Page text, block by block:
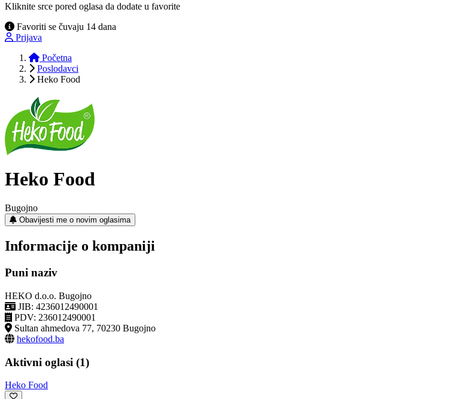
Kliknite srce pored oglasa da dodate u favorite
Favoriti se čuvaju 14 dana
Prijava
Početna
Poslodavci
Heko Food
Heko Food
Bugojno
Obavijesti me o novim oglasima
Informacije o kompaniji
Puni naziv
HEKO d.o.o. Bugojno
JIB: 4236012490001
PDV: 236012490001
Sultan ahmedova 77, 70230 Bugojno
hekofood.ba
Aktivni oglasi (1)
Heko Food